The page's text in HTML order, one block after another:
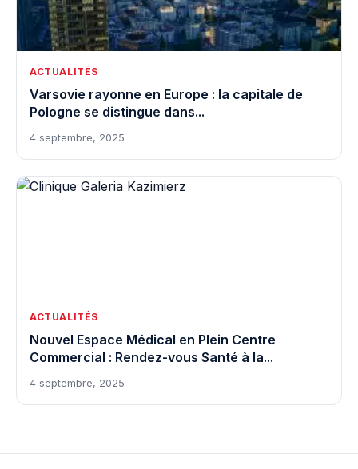
ACTUALITÉS
Varsovie rayonne en Europe : la capitale de
Pologne se distingue dans...
4 septembre, 2025
ACTUALITÉS
Nouvel Espace Médical en Plein Centre
Commercial : Rendez-vous Santé à la...
4 septembre, 2025